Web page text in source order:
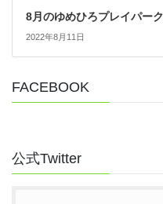
8月のゆめひろプレイパーク
2022年8月11日
FACEBOOK
公式Twitter